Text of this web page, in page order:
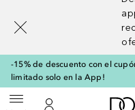
-15% de descuento con el
limitado solo en la App!